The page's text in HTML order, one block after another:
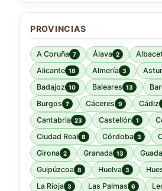
PROVINCIAS
A Coruña 7 Álava 2
Alicante 18 Almería 3
Badajoz 10 Baleares 13
Burgos 7 Cáceres 9 Cádiz
Cantabria 23 Castellón 1
Ciudad Real 8 Córdoba 3
Girona 2 Granada 13
Guipúzcoa 8 Huelva 3
La Rioja 3 Las Palmas 6